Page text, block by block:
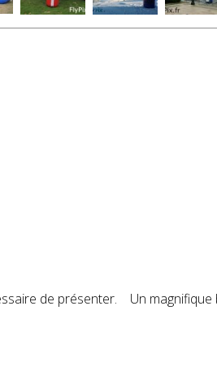
de présenter. Un